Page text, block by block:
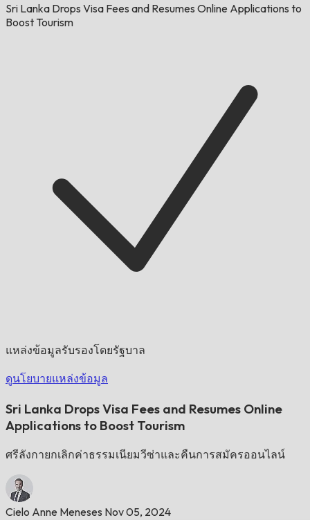
Sri Lanka Drops Visa Fees and Resumes Online Applications to
Boost Tourism
แหล่งข้อมูลรับรองโดยรัฐบาล
ดูนโยบายแหล่งข้อมูล
Sri Lanka Drops Visa Fees and Resumes Online
Applications to Boost Tourism
ศรีลังกายกเลิกค่าธรรมเนียมวีซ่าและคืนการสมัครออนไลน์
Cielo Anne Meneses Nov 05, 2024